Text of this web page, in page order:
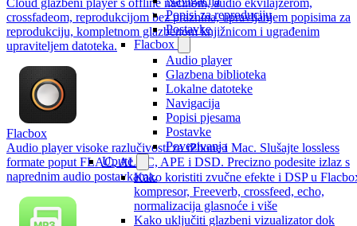
Popisi za reproduciju
Postavke
Flacbox
Audio player
Glazbena biblioteka
Lokalne datoteke
Navigacija
Popisi pjesama
Postavke
Povezivanja
Upute
Kako koristiti zvučne efekte i DSP u
kompresor, Freeverb, crossfeed, echo,
normalizacija glasnoće i više
Kako uključiti glazbeni vizualizator dok
Cloud glazbeni player s offline načinom, audio ekvilajzerom,
crossfadeom, reprodukcijom bez praznina, upravljanjem popisima za
reprodukciju, kompletnom glazbenom knjižnicom i ugrađenim
upraviteljem datoteka.
Flacbox
Audio player visoke razlučivosti za iPhone i Mac. Slušajte lossless
formate poput FLAC, ALAC, APE i DSD. Precizno podesite izlaz s
naprednim audio postavkama.